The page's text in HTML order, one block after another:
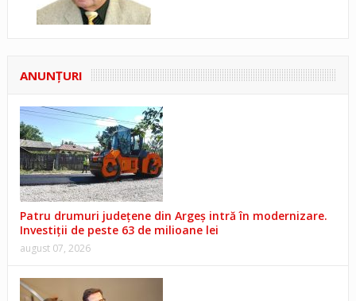
ANUNŢURI
Patru drumuri județene din Argeș intră în modernizare.
Investiții de peste 63 de milioane lei
august 07, 2026